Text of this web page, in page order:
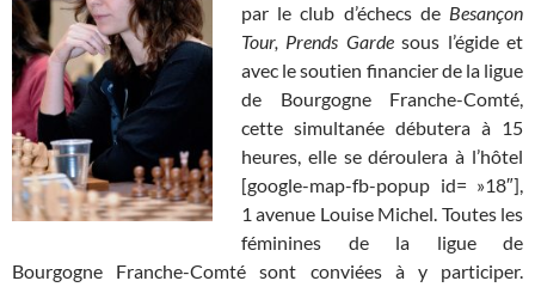
par le club d’échecs de Besançon
Tour, Prends Gardesous l’égide et
avec le soutien financier de la ligue
de Bourgogne Franche-Comté,
cette simultanée débutera à 15
heures, elle se déroulera à l’hôtel
[google-map-fb-popup id= »18″],
1 avenue Louise Michel. Toutes les
féminines de la ligue de
Bourgogne Franche-Comté sont conviées à y participer.